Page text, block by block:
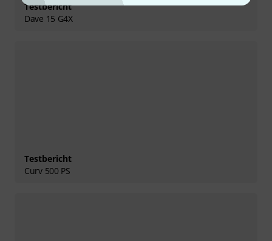
Testbericht
Dave 15 G4X
Testbericht
Curv 500 PS